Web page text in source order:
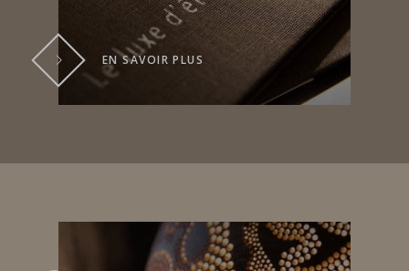
EN SAVOIR PLUS